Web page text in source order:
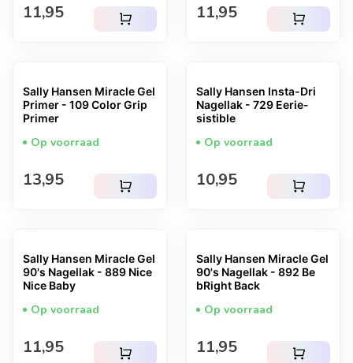
Normale prijs
11,95 shopping_cart Normale prijs
11,95 shopping_cart
Sally Hansen Miracle Gel
Primer - 109 Color Grip
Primer
Op voorraad
Normale prijs
13,95 shopping_cart
Sally Hansen Insta-Dri
Nagellak - 729 Eerie-
sistible
Op voorraad
Normale prijs
10,95 shopping_cart
Sally Hansen Miracle Gel
90's Nagellak - 889 Nice
Nice Baby
Op voorraad
Normale prijs
11,95 shopping_cart
Sally Hansen Miracle Gel
90's Nagellak - 892 Be
bRight Back
Op voorraad
Normale prijs
11,95 shopping_cart